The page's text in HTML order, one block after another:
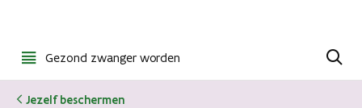
menu
Gezond zwanger worden
Jezelf beschermen